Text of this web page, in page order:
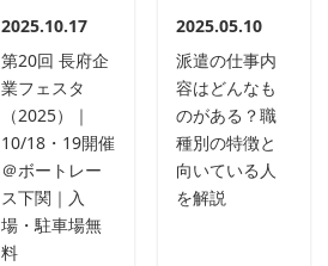
2025.10.17
第20回 長府企
業フェスタ
（2025）｜
10/18・19開催
＠ボートレー
ス下関｜入
場・駐車場無
料
2025.05.10
派遣の仕事内
容はどんなも
のがある？職
種別の特徴と
向いている人
を解説